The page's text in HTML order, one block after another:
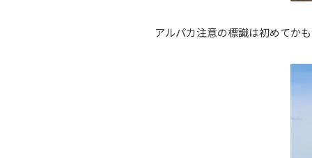
アルパカ注意の標識は初めてか